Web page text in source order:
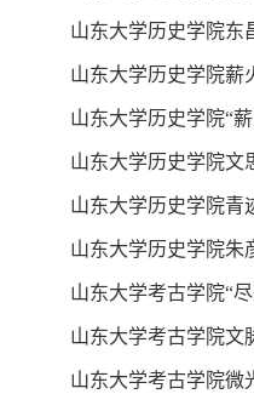
山东大学历史学院东
山东大学历史学院薪
山东大学历史学院“
山东大学历史学院文
山东大学历史学院青
山东大学历史学院朱
山东大学考古学院“
山东大学考古学院文
山东大学考古学院微